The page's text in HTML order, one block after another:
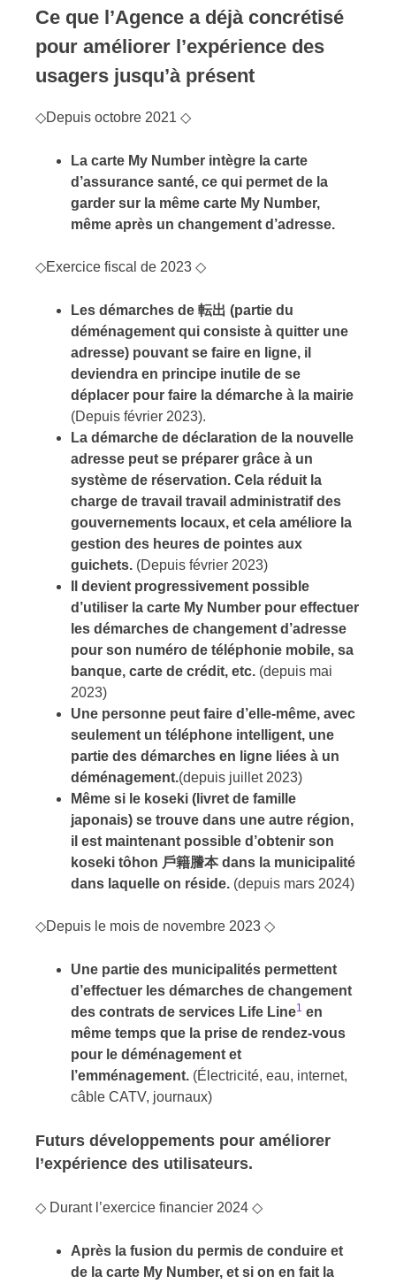
Ce que l’Agence a déjà concrétisé
pour améliorer l’expérience des
usagers jusqu’à présent
◇Depuis octobre 2021 ◇
La carte My Number intègre la carte
d’assurance santé, ce qui permet de la
garder sur la même carte My Number,
même après un changement d’adresse.
◇Exercice fiscal de 2023 ◇
Les démarches de 転出 (partie du
déménagement qui consiste à quitter une
adresse) pouvant se faire en ligne, il
deviendra en principe inutile de se
déplacer pour faire la démarche à la mairie
(Depuis février 2023).
La démarche de déclaration de la nouvelle
adresse peut se préparer grâce à un
système de réservation. Cela réduit la
charge de travail travail administratif des
gouvernements locaux, et cela améliore la
gestion des heures de pointes aux
guichets. (Depuis février 2023)
Il devient progressivement possible
d’utiliser la carte My Number pour effectuer
les démarches de changement d’adresse
pour son numéro de téléphonie mobile, sa
banque, carte de crédit, etc. (depuis mai
2023)
Une personne peut faire d’elle-même, avec
seulement un téléphone intelligent, une
partie des démarches en ligne liées à un
déménagement.(depuis juillet 2023)
Même si le koseki (livret de famille
japonais) se trouve dans une autre région,
il est maintenant possible d’obtenir son
koseki tôhon ⼾籍謄本 dans la municipalité
dans laquelle on réside. (depuis mars 2024)
◇Depuis le mois de novembre 2023 ◇
Une partie des municipalités permettent
d’effectuer les démarches de changement
des contrats de services Life Line1 en
même temps que la prise de rendez-vous
pour le déménagement et
l’emménagement. (Électricité, eau, internet,
câble CATV, journaux)
Futurs développements pour améliorer
l’expérience des utilisateurs.
◇ Durant l’exercice financier 2024 ◇
Après la fusion du permis de conduire et
de la carte My Number, et si on en fait la